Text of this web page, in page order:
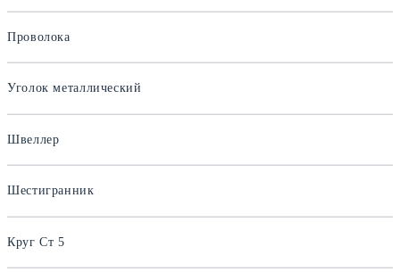
Проволока
Уголок металлический
Швеллер
Шестигранник
Круг Ст 5